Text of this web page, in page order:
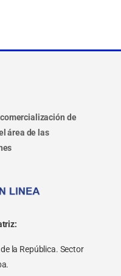
de
área de las
la República. Sector